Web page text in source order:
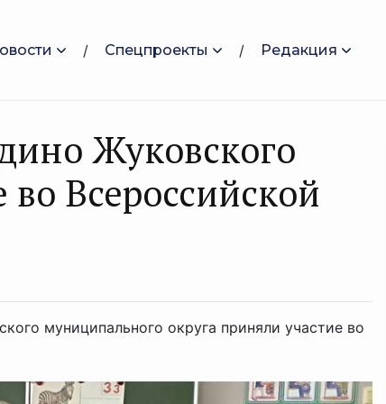
Спецпроекты Редакция
Жуковского
Всероссийской
муниципального округа приняли участие во